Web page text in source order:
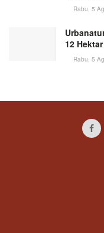
Rabu, 5
12
Rabu, 5